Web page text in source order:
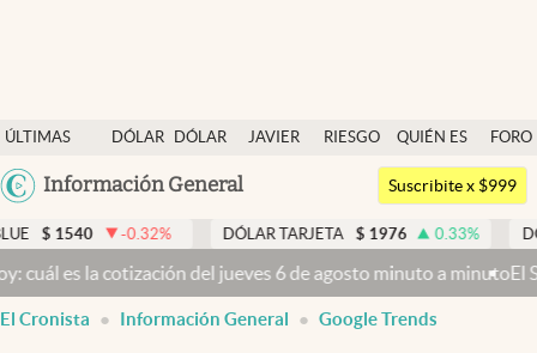
ÚLTIMAS
NOTICIAS
DÓLAR
DÓLAR
JAVIER
RIESGO
QUIÉN ES
QUIÉN
FORO
Argentina
México
Información General
Dólar
Members
Economía y Política
Finanzas y Mercados
Mercados Online
Suscribite x $999
-0.32% DÓLAR TARJETA $ 1976 0.33% DÓLAR MEP
del jueves 6 de agosto minuto a minutoEl Senado busca
El Cronista Información General Google Trends